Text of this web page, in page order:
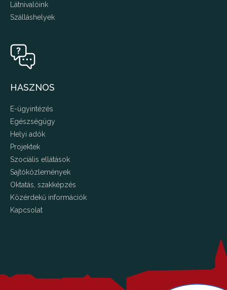
Látnivalóink
Szálláshelyek
HASZNOS
E-ügyintézés
Egészségügy
Helyi adók
Projektek
Szociális ellátások
Sajtóközlemények
Oktatás, szakképzés
Közérdekű információk
Kapcsolat